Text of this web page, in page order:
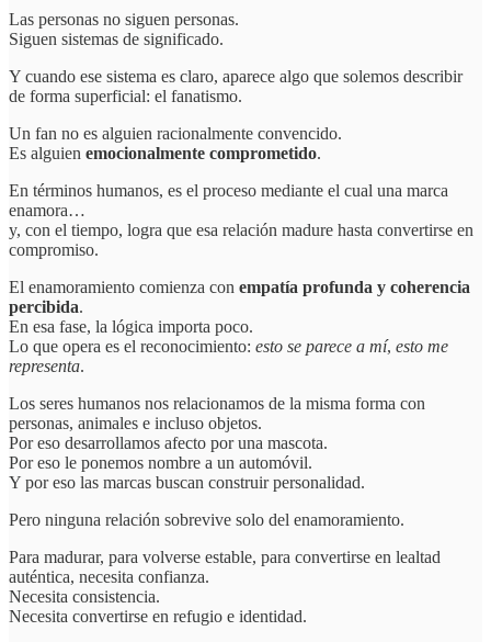
Las personas no siguen personas.
Siguen sistemas de significado.
Y cuando ese sistema es claro, aparece algo que solemos describir
de forma superficial: el fanatismo.
Un fan no es alguien racionalmente convencido.
Es alguien emocionalmente comprometido.
En términos humanos, es el proceso mediante el cual una marca
enamora…
y, con el tiempo, logra que esa relación madure hasta convertirse en
compromiso.
El enamoramiento comienza con empatía profunda y coherencia
percibida.
En esa fase, la lógica importa poco.
Lo que opera es el reconocimiento: esto se parece a mí, esto me
representa.
Los seres humanos nos relacionamos de la misma forma con
personas, animales e incluso objetos.
Por eso desarrollamos afecto por una mascota.
Por eso le ponemos nombre a un automóvil.
Y por eso las marcas buscan construir personalidad.
Pero ninguna relación sobrevive solo del enamoramiento.
Para madurar, para volverse estable, para convertirse en lealtad
auténtica, necesita confianza.
Necesita consistencia.
Necesita convertirse en refugio e identidad.